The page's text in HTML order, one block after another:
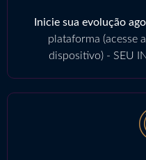
Inicie sua evolução
plataforma (acesse
dispositivo) - SEU